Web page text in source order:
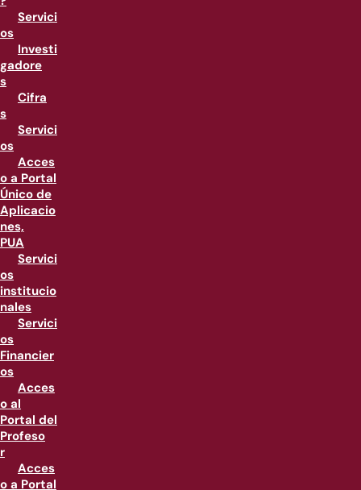
Servici
os
Investi
gadore
s
Cifra
s
Servici
os
Acces
o a Portal
Único de
Aplicacio
nes,
PUA
Servici
os
institucio
nales
Servici
os
Financier
os
Acces
o al
Portal del
Profeso
r
Acces
o a Portal